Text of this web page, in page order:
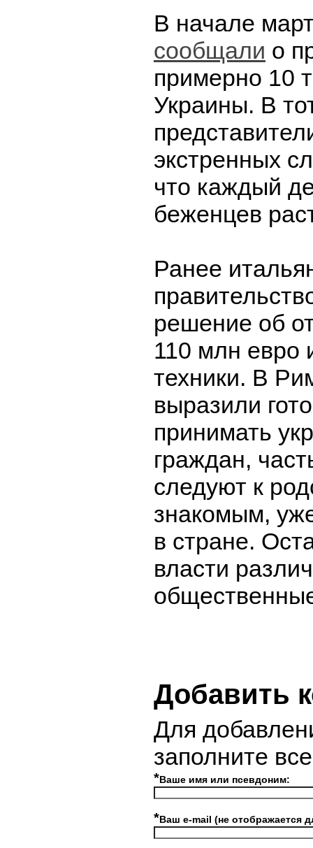
В начале
сообщали о
примерно 10
Украины. В
экстренных
что каждый
беженцев
Ранее
решение об
110 млн евро
техники. В
выразили
принимать
граждан,
следуют к
знакомым,
в стране.
власти
Добавить
Для
заполните
*Ваше имя или псевдоним:
*Ваш e-mail (не отображается